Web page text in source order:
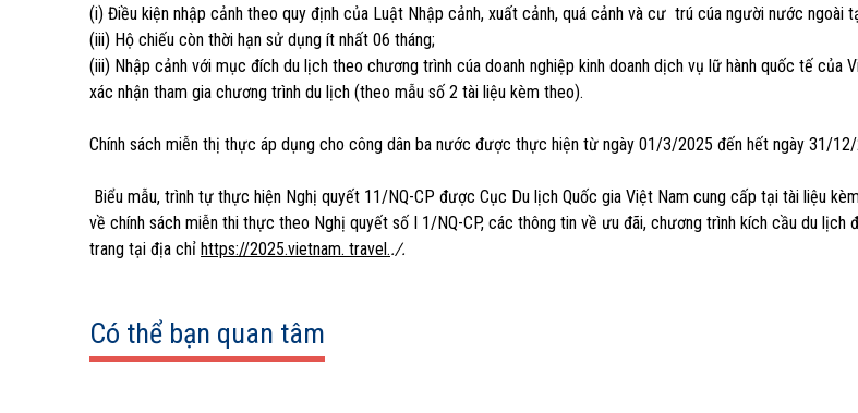
(i) Điều kiện nhập cảnh theo quy định của Luật Nhập cảnh, xuất cảnh, quá cảnh và cư trú cúa người nước ngoài
(iii) Hộ chiếu còn thời hạn sử dụng ít nhất 06 tháng;
(iii) Nhập cảnh với mục đích du lịch theo chương trình cúa doanh nghiệp kinh doanh dịch vụ lữ hành quốc tế của
xác nhận tham gia chương trình du lịch (theo mẫu số 2 tài liệu kèm theo).
Chính sách miễn thị thực áp dụng cho công dân ba nước được thực hiện từ ngày 01/3/2025 đến hết ngày 31/
Biểu mẫu, trình tự thực hiện Nghị quyết 11/NQ-CP được Cục Du lịch Quốc gia Việt Nam cung cấp tại tài liệu
về chính sách miễn thi thực theo Nghị quyết số I 1/NQ-CP, các thông tin về ưu đãi, chương trình kích cầu du lịch
trang tại địa chỉ https://2025.vietnam. travel../.
Có thể bạn quan tâm